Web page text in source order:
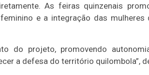
As feiras quinzenais
e a integração das mulheres
do projeto, promovendo
a defesa do território quilombola”,